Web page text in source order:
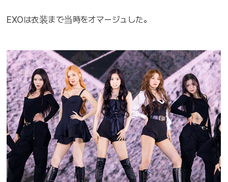
EXOは衣装まで当時をオマージュした。